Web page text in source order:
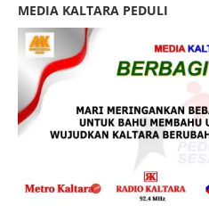
MEDIA KALTARA PEDULI